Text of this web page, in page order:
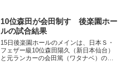
の58.5キロ契約8回戦は宮崎隆司（姫路木
下）が太田垣泰幸...
10位森田が会田制す 後楽園ホー
ルの試合結果
15日後楽園ホールのメインは、日本Ｓ・
フェザー級10位森田陽久（新日本仙台）
と元ランカーの会田篤（ワタナベ）の８